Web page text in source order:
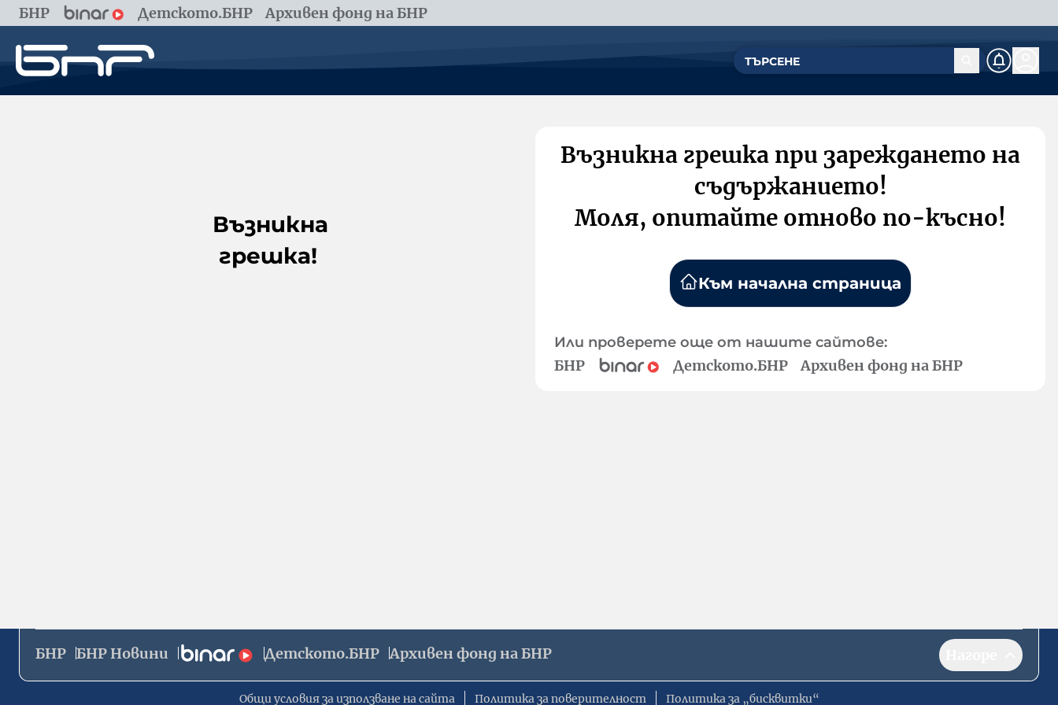
БНР Детското.БНР Архивен фонд на БНР
Възникна
грешка!
Възникна грешка при зареждането на
съдържанието!
Моля, опитайте отново по-късно!
Към начална страница
Или проверете още от нашите сайтове:
БНР Детското.БНР Архивен фонд на БНР
БНР БНР Новини Детското.БНР Архивен фонд на БНР
Общи условия за използване на сайта Политика за поверителност Политика за „бисквитки“